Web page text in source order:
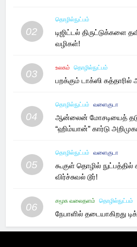
02
தொழில்நுட்பம்
டிஜிட்டல் திருட்டுக்களை
வழிகள்!
03
உலகம் தொழில்நுட்பம்
பறக்கும் டாக்ஸி கத்தாரில்
04
தொழில்நுட்பம் வளைகுடா
ஆன்லைன் மோசடியைத்
“ஹிம்யான்” கார்டு
05
தொழில்நுட்பம் வளைகுடா
கூகுள் தொழில்
விர்ச்சுவல் டூர்!
06
சமூக வலைதளம் தொழில்நுட்பம்
நேபாளில் தடையாகிறது